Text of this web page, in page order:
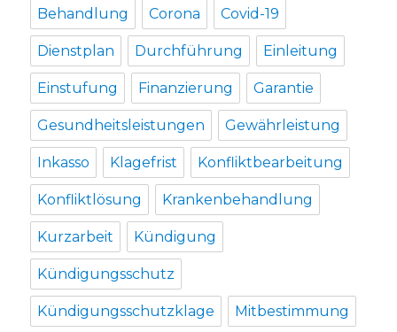
Behandlung Corona Covid-19
Dienstplan Durchführung Einleitung
Einstufung Finanzierung Garantie
Gesundheitsleistungen Gewährleistung
Inkasso Klagefrist Konfliktbearbeitung
Konfliktlösung Krankenbehandlung
Kurzarbeit Kündigung
Kündigungsschutz
Kündigungsschutzklage Mitbestimmung